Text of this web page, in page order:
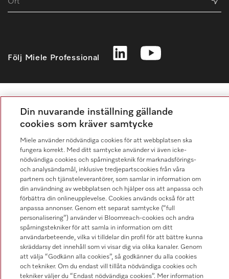
Följ Miele Professional
Integritetspolicy
Användarvillkor
Allmänna villkor
Cookieinställningar
Din nuvarande inställning gällande
cookies som kräver samtycke
Miele använder nödvändiga cookies för att webbplatsen ska
fungera korrekt. Med ditt samtycke använder vi även icke-
nödvändiga cookies och spårningsteknik för marknadsförings-
och analysändamål, inklusive tredjepartscookies från våra
partners och tjänsteleverantörer, som samlar in information om
din användning av webbplatsen och hjälper oss att anpassa och
förbättra din onlineupplevelse. Cookies används också för att
anpassa annonser. Genom ett separat samtycke (“full
personalisering”) använder vi Bloomreach-cookies och andra
spårningstekniker för att samla in information om ditt
användarbeteende, vilka vi tilldelar din profil för att bättre kunna
skräddarsy det innehåll som vi visar dig via olika kanaler. Genom
att välja “Godkänn alla cookies”, så godkänner du alla cookies
och tekniker. Om du endast vill tillåta nödvändiga cookies och
tekniker väljer du “Endast nödvändiga cookies”. Mer information